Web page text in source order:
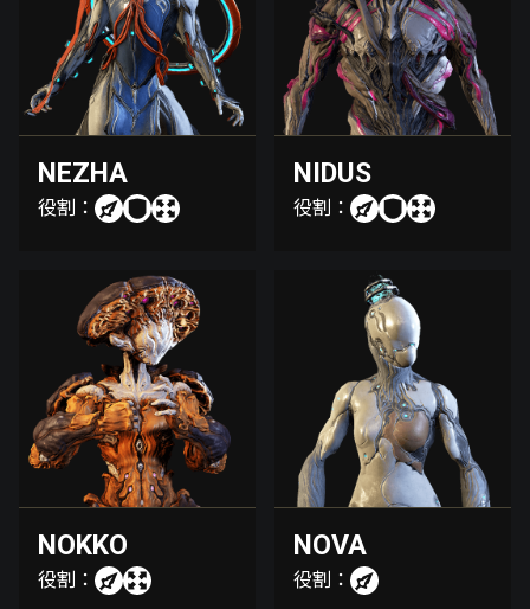
NEZHA
役割：
NIDUS
役割：
NOKKO
役割：
NOVA
役割：